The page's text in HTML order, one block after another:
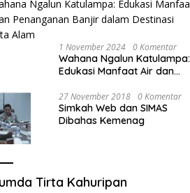
1 November 2024 0 Komentar
Wahana Ngalun Katulampa:
Edukasi Manfaat Air dan
Destinasi Wisata Alam
27 November 2018 0 Komentar
Simkah Web dan SIMAS
Dibahas Kemenag
Tirta Kahuripan